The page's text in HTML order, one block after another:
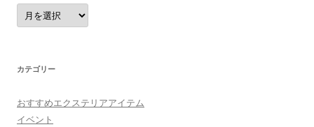
ア
ー
カ
カテゴリー
おすすめエクステリアアイテム
イベント